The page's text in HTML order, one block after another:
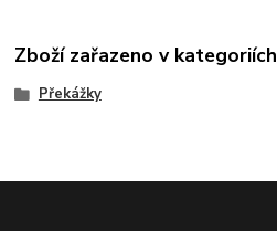
Zboží zařazeno v kategoriích
Překážky